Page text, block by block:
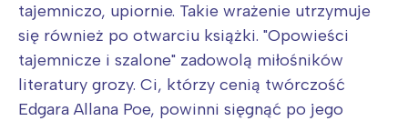
tajemniczo, upiornie. Takie wrażenie utrzymuje
się również po otwarciu książki. "Opowieści
tajemnicze i szalone" zadowolą miłośników
literatury grozy. Ci, którzy cenią twórczość
Edgara Allana Poe, powinni sięgnąć po jego